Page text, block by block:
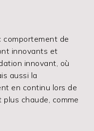
comportement de
innovants et
innovant, où
aussi la
en continu lors de
chaude, comme